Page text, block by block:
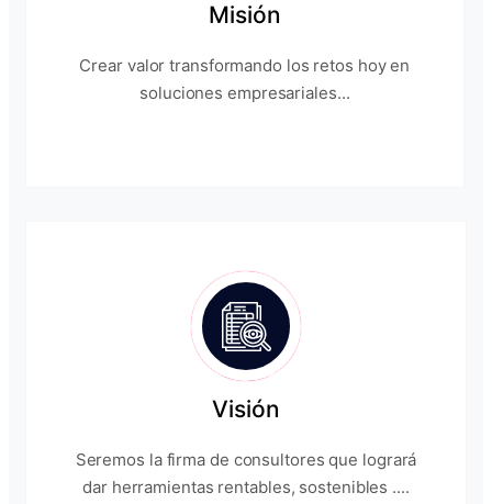
Misión
Crear valor transformando los retos hoy en
soluciones empresariales...
Visión
Seremos la firma de consultores que logrará
dar herramientas rentables, sostenibles ....